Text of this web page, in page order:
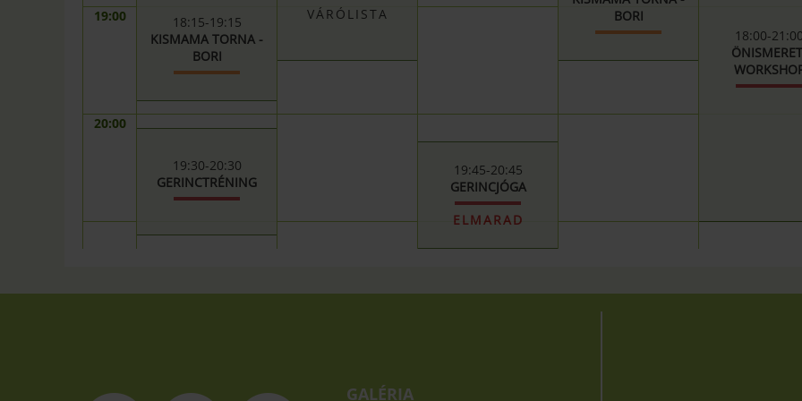
19:00
20:00
18:15-19:15
KISMAMA TORNA -
BORI
19:30-20:30
GERINCTRÉNING
VÁRÓLISTA
19:45-20:45
GERINCJÓGA
ELMARAD
BORI
18:00-21:00
GALÉRIA